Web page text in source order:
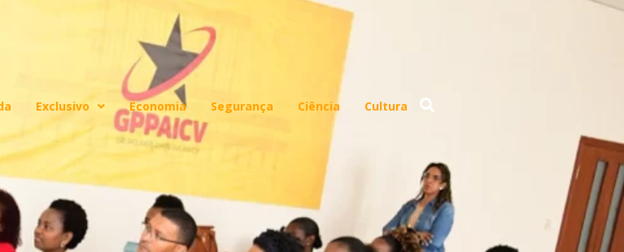
Exclusivo Economia Segurança Ciência Cultura